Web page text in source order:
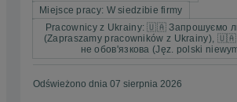
Miejsce pracy: W siedzibie firmy
Pracownicy z Ukrainy: 🇺🇦 Запрошуємо
(Zapraszamy pracowników z Ukrainy), 🇺🇦
не обов'язкова (Jęz. polski
Odświeżono dnia 07 sierpnia 2026